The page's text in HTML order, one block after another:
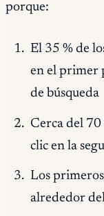
porque:
El 35 % de
en el primer
de búsqueda
Cerca del 70
clic en la
Los
alrededor